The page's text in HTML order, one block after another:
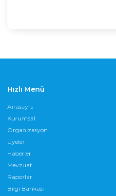
Hızlı Menü
Anasayfa
Kurumsal
Organizasyon
Üyeler
Haberler
Mevzuat
Raporlar
Bilgi Bankası